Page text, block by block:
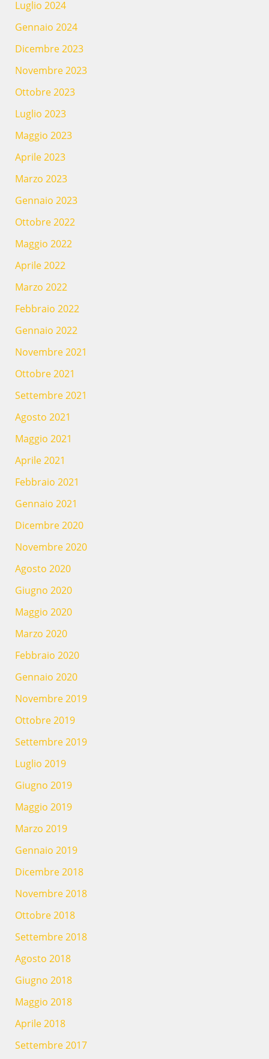
Luglio 2024
Gennaio 2024
Dicembre 2023
Novembre 2023
Ottobre 2023
Luglio 2023
Maggio 2023
Aprile 2023
Marzo 2023
Gennaio 2023
Ottobre 2022
Maggio 2022
Aprile 2022
Marzo 2022
Febbraio 2022
Gennaio 2022
Novembre 2021
Ottobre 2021
Settembre 2021
Agosto 2021
Maggio 2021
Aprile 2021
Febbraio 2021
Gennaio 2021
Dicembre 2020
Novembre 2020
Agosto 2020
Giugno 2020
Maggio 2020
Marzo 2020
Febbraio 2020
Gennaio 2020
Novembre 2019
Ottobre 2019
Settembre 2019
Luglio 2019
Giugno 2019
Maggio 2019
Marzo 2019
Gennaio 2019
Dicembre 2018
Novembre 2018
Ottobre 2018
Settembre 2018
Agosto 2018
Giugno 2018
Maggio 2018
Aprile 2018
Settembre 2017